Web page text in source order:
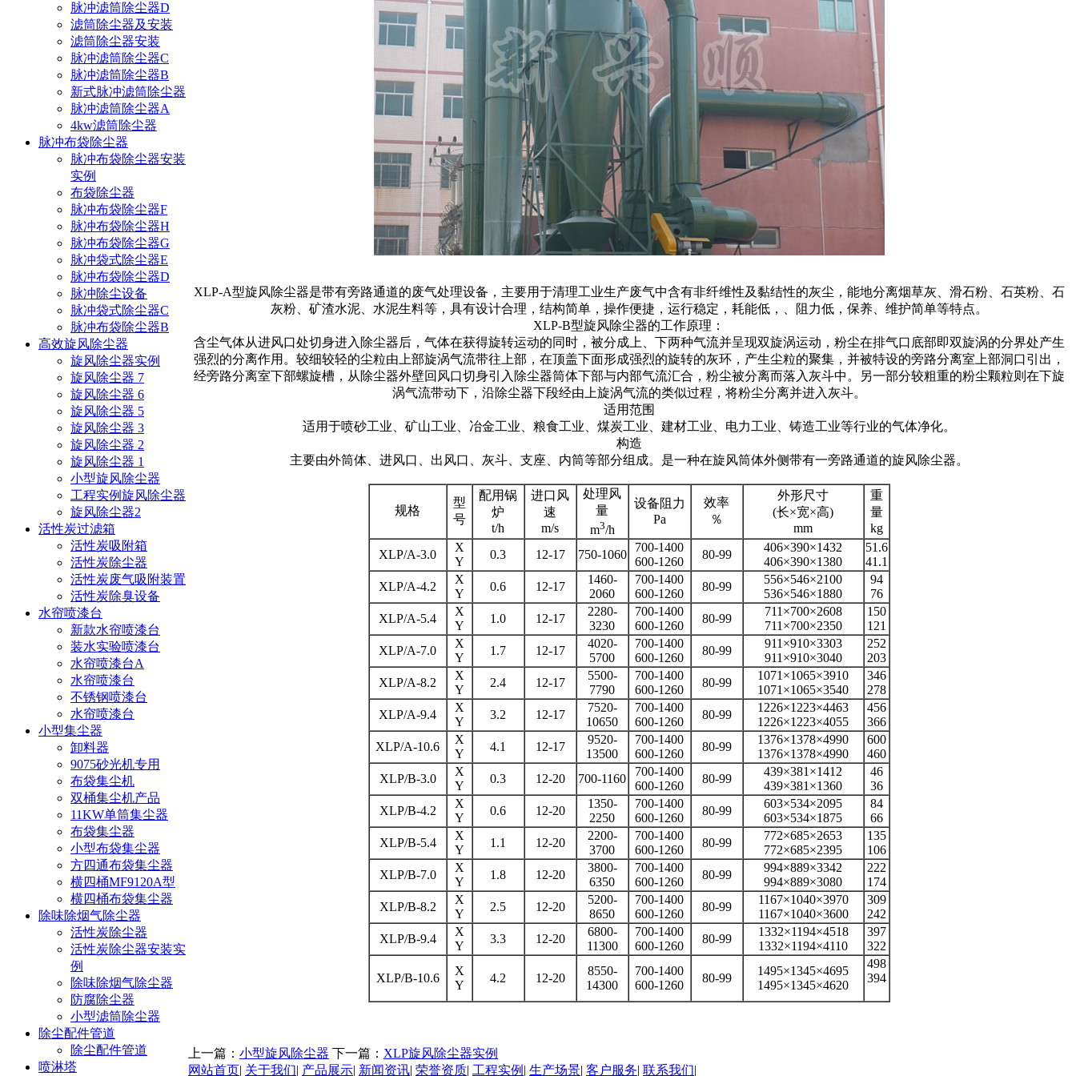
脉冲滤筒除尘器D
滤筒除尘器及安装
滤筒除尘器安装
脉冲滤筒除尘器C
脉冲滤筒除尘器B
新式脉冲滤筒除尘器
脉冲滤筒除尘器A
4kw滤筒除尘器
脉冲布袋除尘器
脉冲布袋除尘器安装
实例
布袋除尘器
脉冲布袋除尘器F
脉冲布袋除尘器H
脉冲布袋除尘器G
脉冲袋式除尘器E
脉冲布袋除尘器D
脉冲除尘设备
脉冲袋式除尘器C
脉冲布袋除尘器B
高效旋风除尘器
旋风除尘器实例
旋风除尘器 7
旋风除尘器 6
旋风除尘器 5
旋风除尘器 3
旋风除尘器 2
旋风除尘器 1
小型旋风除尘器
工程实例旋风除尘器
旋风除尘器2
活性炭过滤箱
活性炭吸附箱
活性炭除尘器
活性炭废气吸附装置
活性炭除臭设备
水帘喷漆台
新款水帘喷漆台
装水实验喷漆台
水帘喷漆台A
水帘喷漆台
不锈钢喷漆台
水帘喷漆台
小型集尘器
卸料器
9075砂光机专用
布袋集尘机
双桶集尘机产品
11KW单筒集尘器
布袋集尘器
小型布袋集尘器
方四通布袋集尘器
横四桶MF9120A型
横四桶布袋集尘器
除味除烟气除尘器
活性炭除尘器
活性炭除尘器安装实
例
除味除烟气除尘器
防腐除尘器
小型滤筒除尘器
除尘配件管道
除尘配件管道
喷淋塔
XLP-A型旋风除尘器是带有旁路通道的废气处理设备，主要用于清理工业生产废气中含有非纤维性及黏结性的灰尘，能地分离烟草灰、滑石粉、石英粉、石
灰粉、矿渣水泥、水泥生料等，具有设计合理，结构简单，操作便捷，运行稳定，耗能低，、阻力低，保养、维护简单等特点。
XLP-B型旋风除尘器的工作原理：
含尘气体从进风口处切身进入除尘器后，气体在获得旋转运动的同时，被分成上、下两种气流并呈现双旋涡运动，粉尘在排气口底部即双旋涡的分界处产生
强烈的分离作用。较细较轻的尘粒由上部旋涡气流带往上部，在顶盖下面形成强烈的旋转的灰环，产生尘粒的聚集，并被特设的旁路分离室上部洞口引出，
经旁路分离室下部螺旋槽，从除尘器外壁回风口切身引入除尘器筒体下部与内部气流汇合，粉尘被分离而落入灰斗中。另一部分较粗重的粉尘颗粒则在下旋
涡气流带动下，沿除尘器下段经由上旋涡气流的类似过程，将粉尘分离并进入灰斗。
适用范围
适用于喷砂工业、矿山工业、冶金工业、粮食工业、煤炭工业、建材工业、电力工业、铸造工业等行业的气体净化。
构造
主要由外筒体、进风口、出风口、灰斗、支座、内筒等部分组成。是一种在旋风筒体外侧带有一旁路通道的旋风除尘器。
规格
型
号
配用锅
炉
t/h
进口风
速
m/s
处理风
量
m3/h
设备阻力
Pa
效率
％
外形尺寸
(长×宽×高)
mm
重
量
kg
XLP/A-3.0
X
Y
0.3 12-17 750-1060
700-1400
600-1260
80-99
406×390×1432
406×390×1380
51.6
41.1
XLP/A-4.2
X
Y
0.6 12-17
1460-
2060
700-1400
600-1260
80-99
556×546×2100
536×546×1880
94
76
XLP/A-5.4
X
Y
1.0 12-17
2280-
3230
700-1400
600-1260
80-99
711×700×2608
711×700×2350
150
121
XLP/A-7.0
X
Y
1.7 12-17
4020-
5700
700-1400
600-1260
80-99
911×910×3303
911×910×3040
252
203
XLP/A-8.2
X
Y
2.4 12-17
5500-
7790
700-1400
600-1260
80-99
1071×1065×3910
1071×1065×3540
346
278
XLP/A-9.4
X
Y
3.2 12-17
7520-
10650
700-1400
600-1260
80-99
1226×1223×4463
1226×1223×4055
456
366
XLP/A-10.6
X
Y
4.1 12-17
9520-
13500
700-1400
600-1260
80-99
1376×1378×4990
1376×1378×4990
600
460
XLP/B-3.0
X
Y
0.3 12-20 700-1160
700-1400
600-1260
80-99
439×381×1412
439×381×1360
46
36
XLP/B-4.2
X
Y
0.6 12-20
1350-
2250
700-1400
600-1260
80-99
603×534×2095
603×534×1875
84
66
XLP/B-5.4
X
Y
1.1 12-20
2200-
3700
700-1400
600-1260
80-99
772×685×2653
772×685×2395
135
106
XLP/B-7.0
X
Y
1.8 12-20
3800-
6350
700-1400
600-1260
80-99
994×889×3342
994×889×3080
222
174
XLP/B-8.2
X
Y
2.5 12-20
5200-
8650
700-1400
600-1260
80-99
1167×1040×3970
1167×1040×3600
309
242
XLP/B-9.4
X
Y
3.3 12-20
6800-
11300
700-1400
600-1260
80-99
1332×1194×4518
1332×1194×4110
397
322
XLP/B-10.6
X
Y
4.2 12-20
8550-
14300
700-1400
600-1260
80-99
1495×1345×4695
1495×1345×4620
498
394
上一篇： 小型旋风除尘器 下一篇： XLP旋风除尘器实例
网站首页| 关于我们| 产品展示| 新闻资讯| 荣誉资质| 工程实例 | 生产场景| 客户服务| 联系我们|